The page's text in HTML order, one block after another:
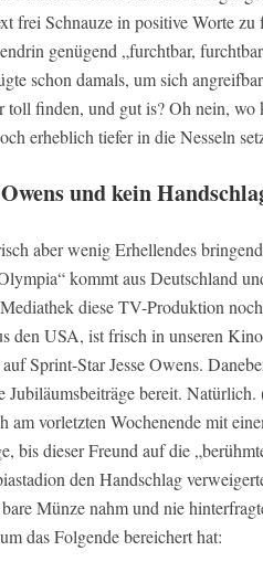
frei Schnauze in positive Worte zu
genügend „furchtbar,
schon damals, um sich
toll finden, und gut is? Oh nein,
erheblich tiefer in die Nesseln
und kein
aber wenig Erhellendes
kommt aus Deutschland
diese TV-Produktion
den USA, ist frisch in unseren
Sprint-Star Jesse Owens.
Jubiläumsbeiträge bereit. Natürlich.
am vorletzten Wochenende mit
bis dieser Freund auf die
den Handschlag
Münze nahm und nie
das Folgende bereichert hat: